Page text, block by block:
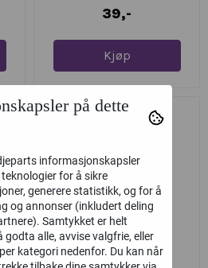
39,-
Kjøp
på dette
informasjonskapsler
for å sikre
generere statistikk, og for å
og annonser (inkludert deling
Samtykket er helt
godta alle, avvise valgfrie, eller
kategori nedenfor. Du kan når